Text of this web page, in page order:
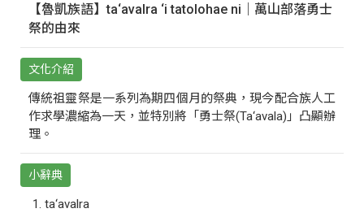
【魯凱族語】ta‘avalra ‘i tatolohae ni｜萬山部落勇士
祭的由來
文化介紹
傳統祖靈祭是一系列為期四個月的祭典，現今配合族人工
作求學濃縮為一天，並特別將「勇士祭(Ta‘avala)」凸顯辦
理。
小辭典
ta‘avalra